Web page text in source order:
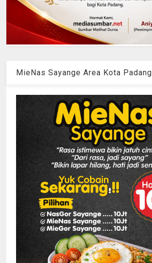
MieNas Sayange Area Kota Padang